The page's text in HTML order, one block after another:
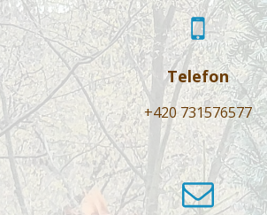
Telefon
+420 731576577